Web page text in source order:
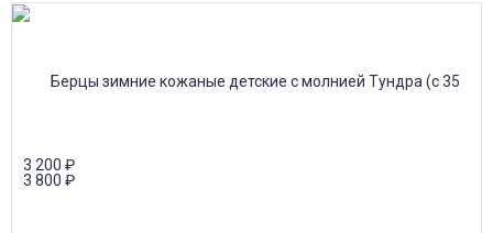
3 200 ₽
3 800 ₽